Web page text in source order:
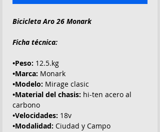
Bicicleta Aro 26 Monark
Ficha técnica:
•Peso: 12.5.kg
•Marca: Monark
•Modelo: Mirage clasic
•Material del chasis: hi-ten acero al
carbono
•Velocidades: 18v
•Modalidad: Ciudad y Campo